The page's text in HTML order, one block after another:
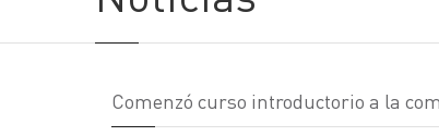
Comenzó curso introductorio a la